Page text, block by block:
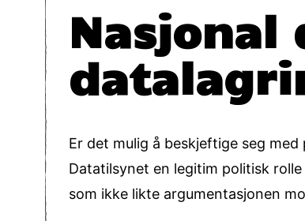
Nasjonal
Er det mulig å beskjeftige seg
Datatilsynet en legitim politisk
som ikke likte argumentasjonen